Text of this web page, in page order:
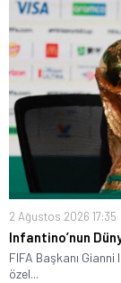
2 Ağustos 2026 17:35
Infantino’nun
FIFA Başkanı Gianni
özel...